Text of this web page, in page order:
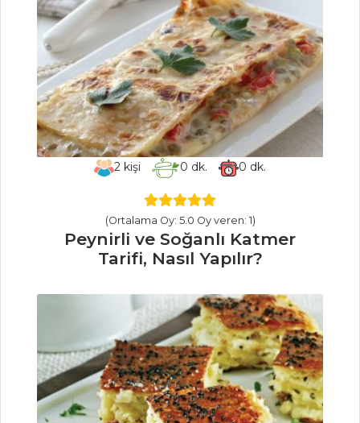
Şalgamlı Tarhana
Çorbası Tarifi, Nasıl
Yapılır?
Erişteli Ve Körili
Nohut Çorbası
Tarifi, Nasıl Yapılır?
Çorbalar Tüm
Tarifleri
İÇECEKLER
Reyhan Şerbeti
Naneli Limon
Şerbeti Tarifi, Nasıl
Yapılır?
Böğürtlen
Şerbeti Tarifi, Nasıl
Yapılır?
2 kişi 0 dk. 0 dk.
(Ortalama Oy: 5.0 Oy veren: 1)
Peynirli ve Soğanlı Katmer
Tarifi, Nasıl Yapılır?